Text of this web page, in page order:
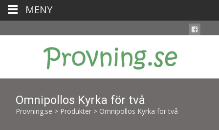
Omnipollos Kyrka för två
Provning.se > Produkter > Omnipollos Kyrka för två
MENY